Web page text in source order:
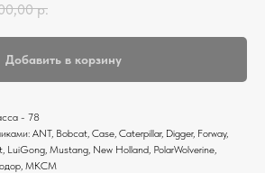
р.
Добавить в корзину
- 78
ANT, Bobcat, Case, Caterpillar, Digger, Forway,
LuiGong, Mustang, New Holland, PolarWolverine,
МКСМ